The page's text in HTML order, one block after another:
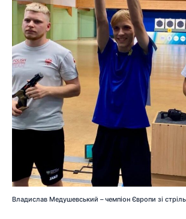
Владислав Медушевський – чемпіон Європи зі